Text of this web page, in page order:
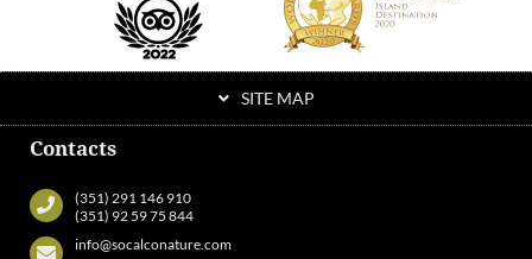
SITE MAP
Contacts
(351) 291 146 910
(351) 92 59 75 844
info@socalconature.com